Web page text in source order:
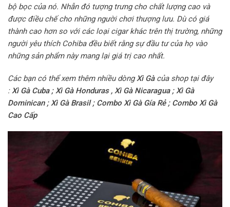
bộ bọc của nó. Nhẫn đó tượng trưng cho chất lượng cao và
được điều chế cho những người chơi thượng lưu. Dù có giá
thành cao hơn so với các loại cigar khác trên thị trường, những
người yêu thích Cohiba đều biết rằng sự đầu tư của họ vào
những sản phẩm này mang lại giá trị cao nhất.
Các bạn có thể xem thêm nhiều dòngXì Gàcủa shop tại đây
: Xì Gà Cuba; Xì Gà Honduras, Xì Gà Nicaragua; Xì Gà
Dominican; Xì Gà Brasil; Combo Xì Gà Gía Rẻ; Combo Xì Gà
Cao Cấp